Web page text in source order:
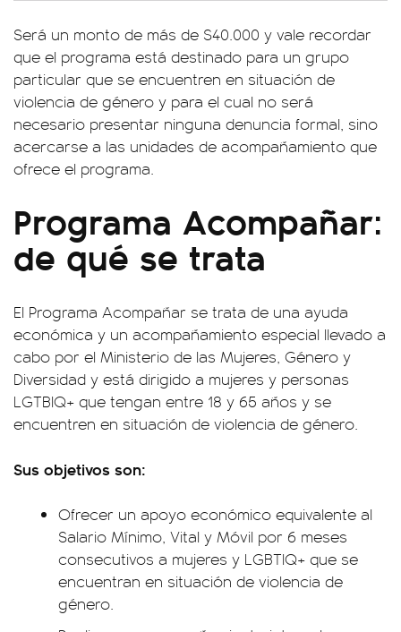
Será un monto de más de $40.000 y vale recordar
que el programa está destinado para un grupo
particular que se encuentren en situación de
violencia de género y para el cual no será
necesario presentar ninguna denuncia formal, sino
acercarse a las unidades de acompañamiento que
ofrece el programa.
Programa Acompañar:
de qué se trata
El Programa Acompañar se trata de una ayuda
económica y un acompañamiento especial llevado a
cabo por el Ministerio de las Mujeres, Género y
Diversidad y está dirigido a mujeres y personas
LGTBIQ+ que tengan entre 18 y 65 años y se
encuentren en situación de violencia de género.
Sus objetivos son:
Ofrecer un apoyo económico equivalente al
Salario Mínimo, Vital y Móvil por 6 meses
consecutivos a mujeres y LGBTIQ+ que se
encuentran en situación de violencia de
género.